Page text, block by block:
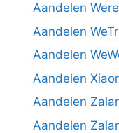
Aandelen
Aandelen
Aandelen
Aandelen
Aandelen
Aandelen